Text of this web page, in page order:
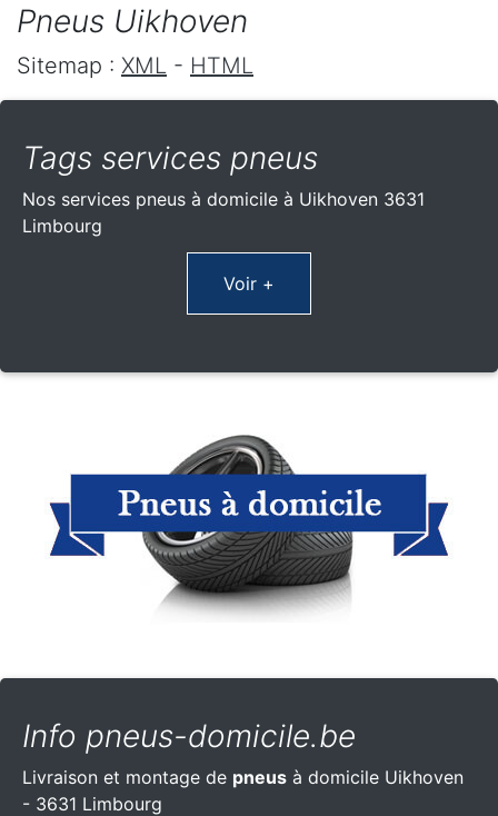
Pneus Uikhoven
Sitemap : XML - HTML
Tags services pneus
Nos services pneus à domicile à Uikhoven 3631
Limbourg
Voir +
Info pneus-domicile.be
Livraison et montage de pneus à domicile Uikhoven
- 3631 Limbourg